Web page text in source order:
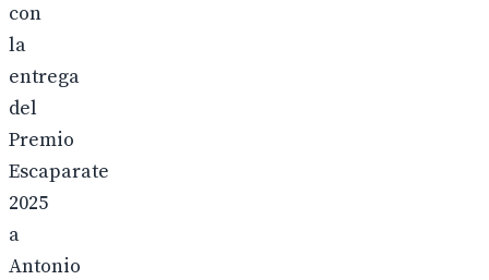
con
la
entrega
del
Premio
Escaparate
2025
a
Antonio